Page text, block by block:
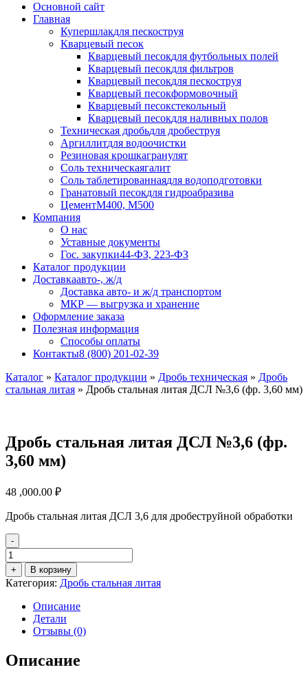
Основной сайт
Главная
Купершлакдля пескоструя
Кварцевый песок
Кварцевый песокдля футбольных полей
Кварцевый песокдля фильтров
Кварцевый песокдля пескоструя
Кварцевый песокформовочный
Кварцевый песокстекольный
Кварцевый песокдля наливных полов
Техническая дробьдля дробеструя
Аргиллитдля водоочистки
Резиновая крошкагранулят
Соль техническаягалит
Соль таблетированнаядля водоподготовки
Гранатовый песокдля гидроабразива
ЦементМ400, М500
Компания
О нас
Уставные документы
Гос. закупки44-ФЗ, 223-ФЗ
Каталог продукции
Доставкаавто-, ж/д
Доставка авто- и ж/д транспортом
МКР — выгрузка и хранение
Оформление заказа
Полезная информация
Способы оплаты
Контакты8 (800) 201-02-39
Каталог » Каталог продукции » Дробь техническая » Дробь
стальная литая » Дробь стальная литая ДСЛ №3,6 (фр. 3,60 мм)
Дробь стальная литая ДСЛ №3,6 (фр.
3,60 мм)
48 ,000.00 ₽
Дробь стальная литая ДСЛ 3,6 для дробеструйной обработки
-
Количество
товара
Дробь
стальная
литая
ДСЛ
№3,6
3,60
мм)
+ В корзину
Категория: Дробь стальная литая
Описание
Детали
Отзывы (0)
Описание